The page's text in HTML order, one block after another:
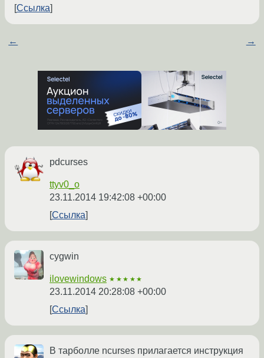
Ссылка
← →
pdcurses
ttyv0_o
23.11.2014 19:42:08 +00:00
Ссылка
cygwin
ilovewindows ★★★★★
23.11.2014 20:28:08 +00:00
Ссылка
В тарболле ncurses прилагается инструкция